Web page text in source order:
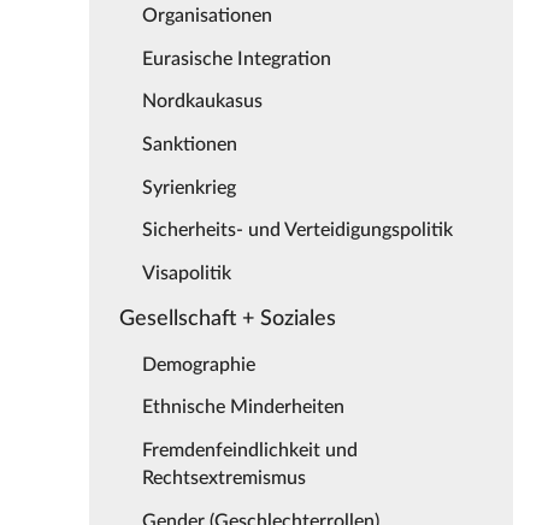
Organisationen
Eurasische Integration
Nordkaukasus
Sanktionen
Syrienkrieg
Sicherheits- und Verteidigungspolitik
Visapolitik
Gesellschaft + Soziales
Demographie
Ethnische Minderheiten
Fremdenfeindlichkeit und
Rechtsextremismus
Gender (Geschlechterrollen)